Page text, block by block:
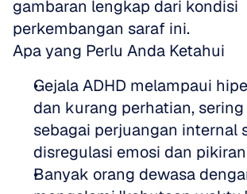
gambaran lengkap dari kondisi
perkembangan saraf ini.
Apa yang Perlu Anda Ketahui
Gejala ADHD melampaui
dan kurang perhatian,
sebagai perjuangan internal
Banyak orang dewasa